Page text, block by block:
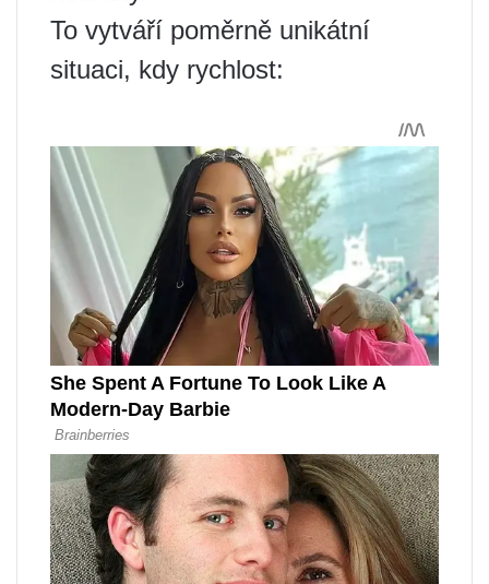
To vytváří poměrně unikátní
situaci, kdy rychlost: